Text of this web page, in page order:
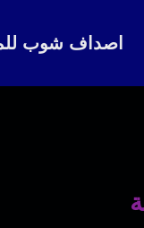
اصداف شوب